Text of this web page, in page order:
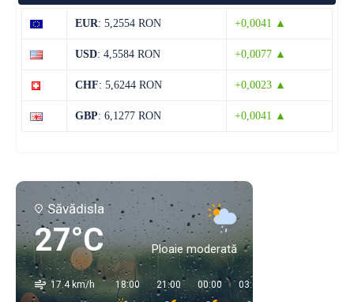
EUR: 5,2554 RON +0,0041 ▲
USD: 4,5584 RON +0,0077 ▲
CHF: 5,6244 RON +0,0023 ▲
GBP: 6,1277 RON +0,0041 ▲
Săvădisla
27°C Ploaie moderată
17.4 km/h 18:00 21:00 00:00 03:00